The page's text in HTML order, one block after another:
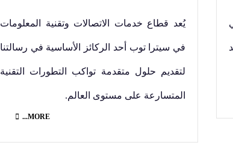
يُعد قطاع خدمات الاتصالات وتقنية المعلومات
في سيترا توب أحد الركائز الأساسية في رسالتنا
لتقديم حلول متقدمة تواكب التطورات التقنية
المتسارعة على مستوى العالم.
MORE...